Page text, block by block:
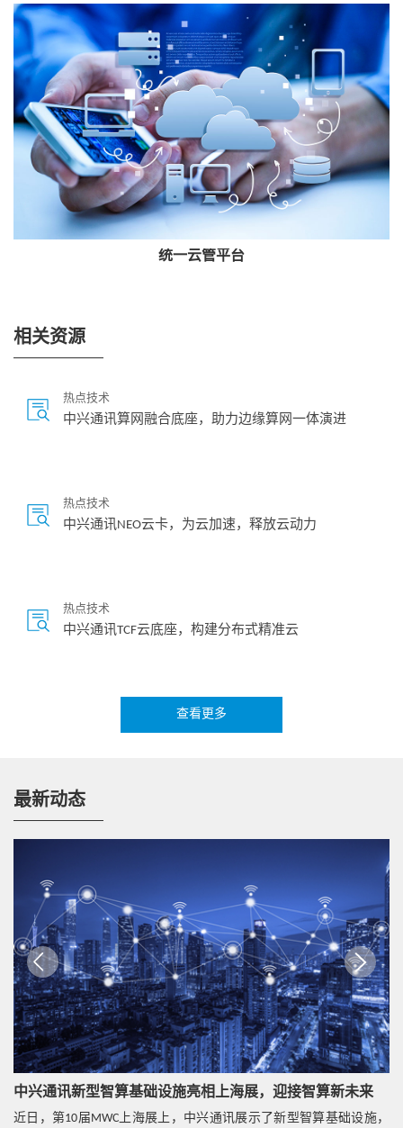
统一云管平台
相关资源
热点技术
中兴通讯算网融合底座，助力边缘算网一体演进
热点技术
中兴通讯NEO云卡，为云加速，释放云动力
热点技术
中兴通讯TCF云底座，构建分布式精准云
5G云基础设施，赋能电视新媒体
视频
云网底座
热点技术
让数字化转型有温度和灵魂：中兴通讯发力服务器
存储市场
热点技术
价值驱动，精准云网加速行业敏捷创新
查看更多
最新动态
中兴通讯新型智算基础设施亮相上海展，迎接智算新未来
近日，第10届MWC上海展上，中兴通讯展示了新型智算基础设施，